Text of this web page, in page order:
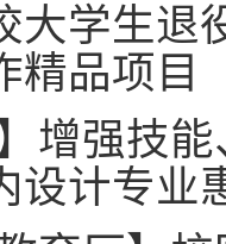
大学生退
精品项目
】增强技
设计专业